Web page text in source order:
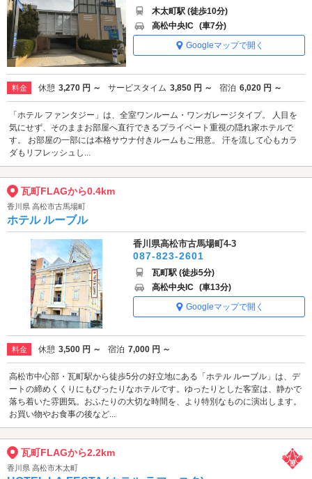
木太町駅 (徒歩10分)
高松中央IC (車7分)
Googleマップで開く
料金 休憩 3,270 円 ～ サービスタイム 3,850 円 ～ 宿泊 6,020 円 ～
「ホテル ファンタジー」は、全室ワンルーム・ワンガレージタイプ。 人目を
気にせず、そのままお部屋へ直行できるプライベート重視の隠れ家ホテルで
す。 お部屋の一部には本格サウナ付きルームもご用意。 汗を流して心もカラ
ダもリフレッシュし...
瓦町FLAGから0.4km
香川県 高松市古馬場町
ホテル ルーブル
香川県高松市古馬場町4-3
087-823-2601
瓦町駅 (徒歩5分)
高松中央IC (車13分)
Googleマップで開く
料金 休憩 3,500 円 ～ 宿泊 7,000 円 ～
高松市中心部・瓦町駅から徒歩5分の好立地にある「ホテル ルーブル」は、デ
ートの締めくくりにもぴったりなホテルです。ゆったりとした客室は、静かで
落ち着いた雰囲気。おふたりの大切な時間を、より特別なものに演出します。
お買い物やお食事の後など...
瓦町FLAGから2.2km
香川県 高松市木太町